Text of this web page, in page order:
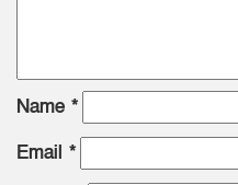
Name *
Email *